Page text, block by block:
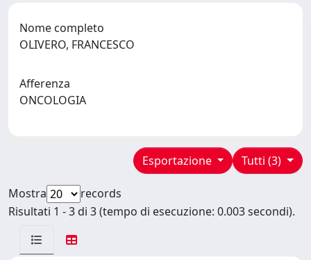
Nome completo
OLIVERO, FRANCESCO
Afferenza
ONCOLOGIA
Tutti (3)
Esportazione
Mostra
records
Risultati 1 - 3 di 3 (tempo di esecuzione: 0.003 secondi).